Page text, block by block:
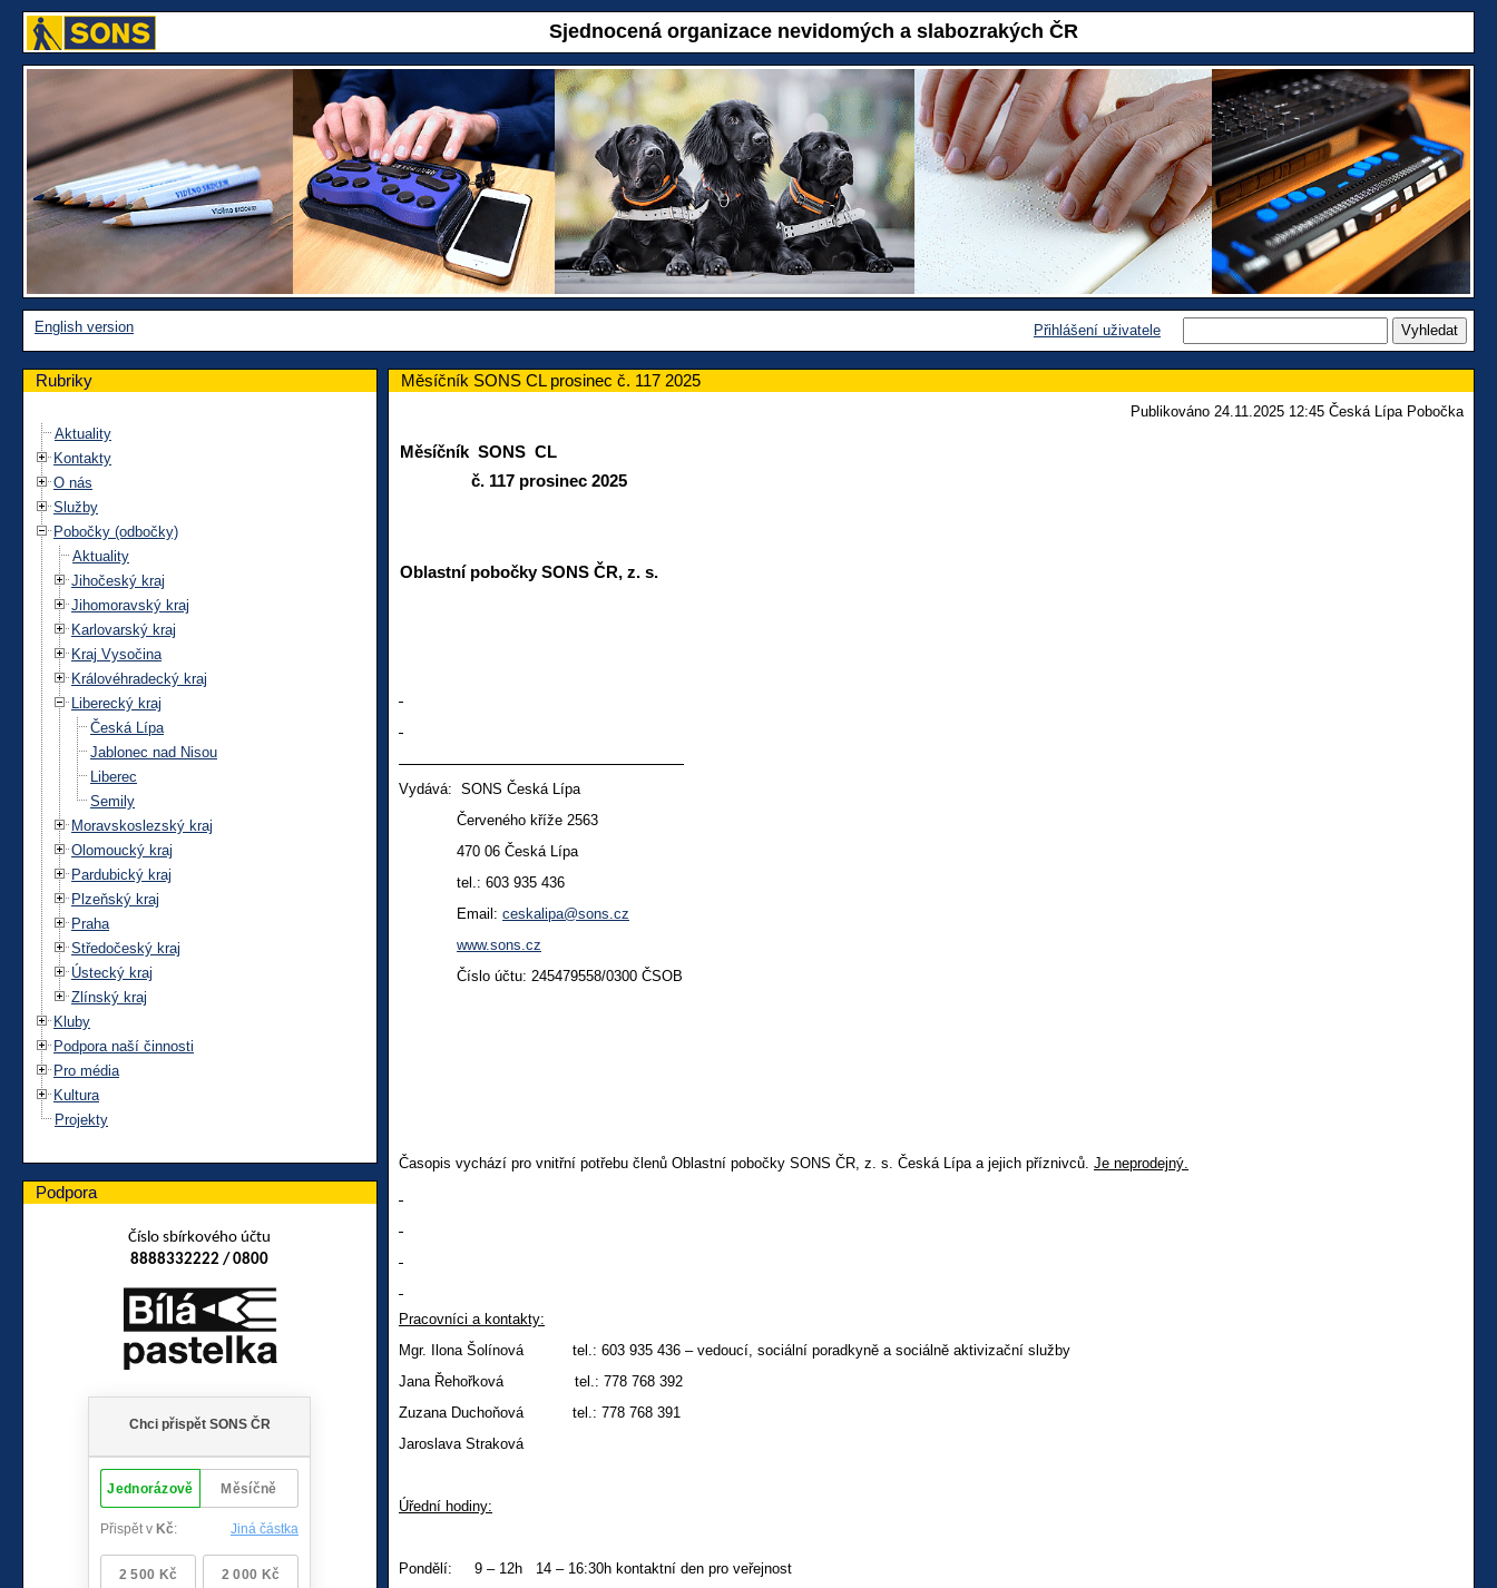
Sjednocená organizace nevidomých a slabozrakých ČR
English version Přihlášení uživatele
Rubriky
Aktuality
Kontakty
O nás
Služby
Pobočky (odbočky)
Aktuality
Jihočeský kraj
Jihomoravský kraj
Karlovarský kraj
Kraj Vysočina
Královéhradecký kraj
Liberecký kraj
Česká Lípa
Jablonec nad Nisou
Liberec
Semily
Moravskoslezský kraj
Olomoucký kraj
Pardubický kraj
Plzeňský kraj
Praha
Středočeský kraj
Ústecký kraj
Zlínský kraj
Kluby
Podpora naší činnosti
Pro média
Kultura
Projekty
Měsíčník SONS CL prosinec č. 117 2025
Publikováno 24.11.2025 12:45 Česká Lípa Pobočka
Měsíčník SONS CL
č. 117 prosinec 2025
Oblastní pobočky SONS ČR, z. s.
Vydává: SONS Česká Lípa
Červeného kříže 2563
470 06 Česká Lípa
tel.: 603 935 436
Email: ceskalipa@sons.cz
www.sons.cz
Číslo účtu: 245479558/0300 ČSOB
Časopis vychází pro vnitřní potřebu členů Oblastní pobočky SONS ČR, z. s. Česká Lípa a jejich příznivců. Je neprodejný.
Pracovníci a kontakty:
Mgr. Ilona Šolínová tel.: 603 935 436 – vedoucí, sociální poradkyně a sociálně aktivizační služby
Jana Řehořková tel.: 778 768 392
Zuzana Duchoňová tel.: 778 768 391
Jaroslava Straková
Úřední hodiny:
Pondělí: 9 – 12h 14 – 16:30h kontaktní den pro veřejnost
Podpora
Číslo sbírkového účtu
8888332222 / 0800